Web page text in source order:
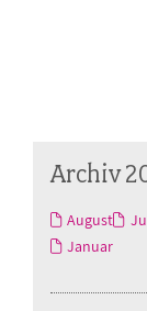
Archiv
August
Januar